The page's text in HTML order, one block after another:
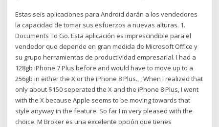
Estas seis aplicaciones para Android darán a los vendedores
la capacidad de tomar sus esfuerzos a nuevas alturas. 1.
Documents To Go. Esta aplicación es imprescindible para el
vendedor que depende en gran medida de Microsoft Office y
su grupo herramientas de productividad empresarial. I had a
128gb iPhone 7 Plus before and would have to move up to a
256gb in either the X or the iPhone 8 Plus., , When I realized that
only about $150 seperated the X and the iPhone 8 Plus, I went
with the X because Apple seems to be moving towards that
style anyway in the feature. So far I'm very pleased with the
choice. M Broker es una excelente opción que tienes